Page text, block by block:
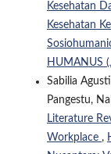
Kesehatan
Kesehatan
HUMANUS
Sabilia
Pangestu,
Literature
Workplace ,